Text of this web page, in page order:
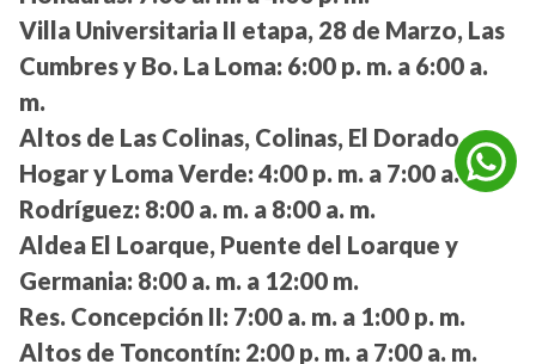
Villa Universitaria II etapa, 28 de Marzo, Las
Cumbres y Bo. La Loma: 6:00 p. m. a 6:00 a.
m.
Altos de Las Colinas, Colinas, El Dorado,
Hogar y Loma Verde: 4:00 p. m. a 7:00 a. m.
Rodríguez: 8:00 a. m. a 8:00 a. m.
Aldea El Loarque, Puente del Loarque y
Germania: 8:00 a. m. a 12:00 m.
Res. Concepción II: 7:00 a. m. a 1:00 p. m.
Altos de Toncontín: 2:00 p. m. a 7:00 a. m.